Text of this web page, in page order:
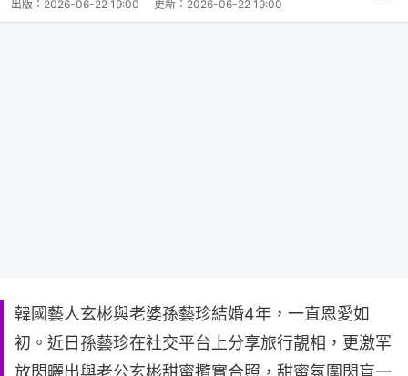
出版： 2026-06-22 19:00 更新： 2026-06-22 19:00
韓國藝人玄彬與老婆孫藝珍結婚4年，一直恩愛如
初。近日孫藝珍在社交平台上分享旅行靚相，更激罕
放閃曬出與老公玄彬甜蜜攬實合照，甜蜜氛圍閃盲一